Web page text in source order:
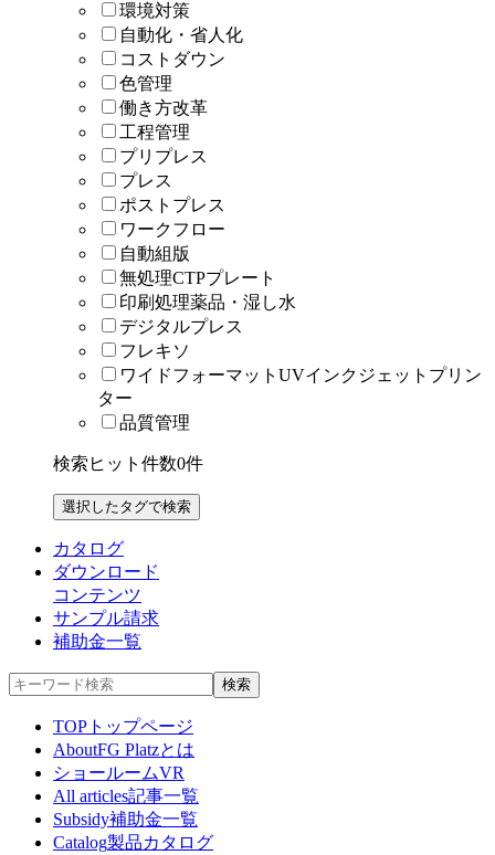
環境対策
自動化・省人化
コストダウン
色管理
働き方改革
工程管理
プリプレス
プレス
ポストプレス
ワークフロー
自動組版
無処理CTPプレート
印刷処理薬品・湿し水
デジタルプレス
フレキソ
ワイドフォーマットUVインクジェットプリン
ター
品質管理
検索ヒット件数0件
カタログ
ダウンロード
コンテンツ
サンプル請求
補助金一覧
TOP トップページ
AboutFG Platzとは
ショールームVR
All articles記事一覧
Subsidy補助金一覧
Catalog製品カタログ